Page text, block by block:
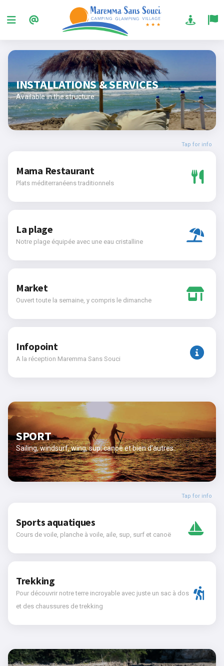
INSTALLATIONS & SERVICES
Available in the structure
Tap for info
Mama Restaurant
Plats méditerranéens traditionnels
La plage
Notre plage équipée avec une eau cristalline
Market
Ouvert toute la semaine, y compris le dimanche
Infopoint
A la réception Maremma Sans Souci
SPORT
Sailing, windsurf, wing, sup, canoë et bien d’autres..
Tap for info
Sports aquatiques
Cours de voile, planche à voile, aile, sup, surf et canoë
Trekking
Pour découvrir notre terre incroyable avec juste un sac à dos
et des chaussures de trekking